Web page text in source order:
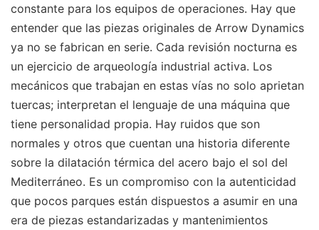
constante para los equipos de operaciones. Hay que
entender que las piezas originales de Arrow Dynamics
ya no se fabrican en serie. Cada revisión nocturna es
un ejercicio de arqueología industrial activa. Los
mecánicos que trabajan en estas vías no solo aprietan
tuercas; interpretan el lenguaje de una máquina que
tiene personalidad propia. Hay ruidos que son
normales y otros que cuentan una historia diferente
sobre la dilatación térmica del acero bajo el sol del
Mediterráneo. Es un compromiso con la autenticidad
que pocos parques están dispuestos a asumir en una
era de piezas estandarizadas y mantenimientos